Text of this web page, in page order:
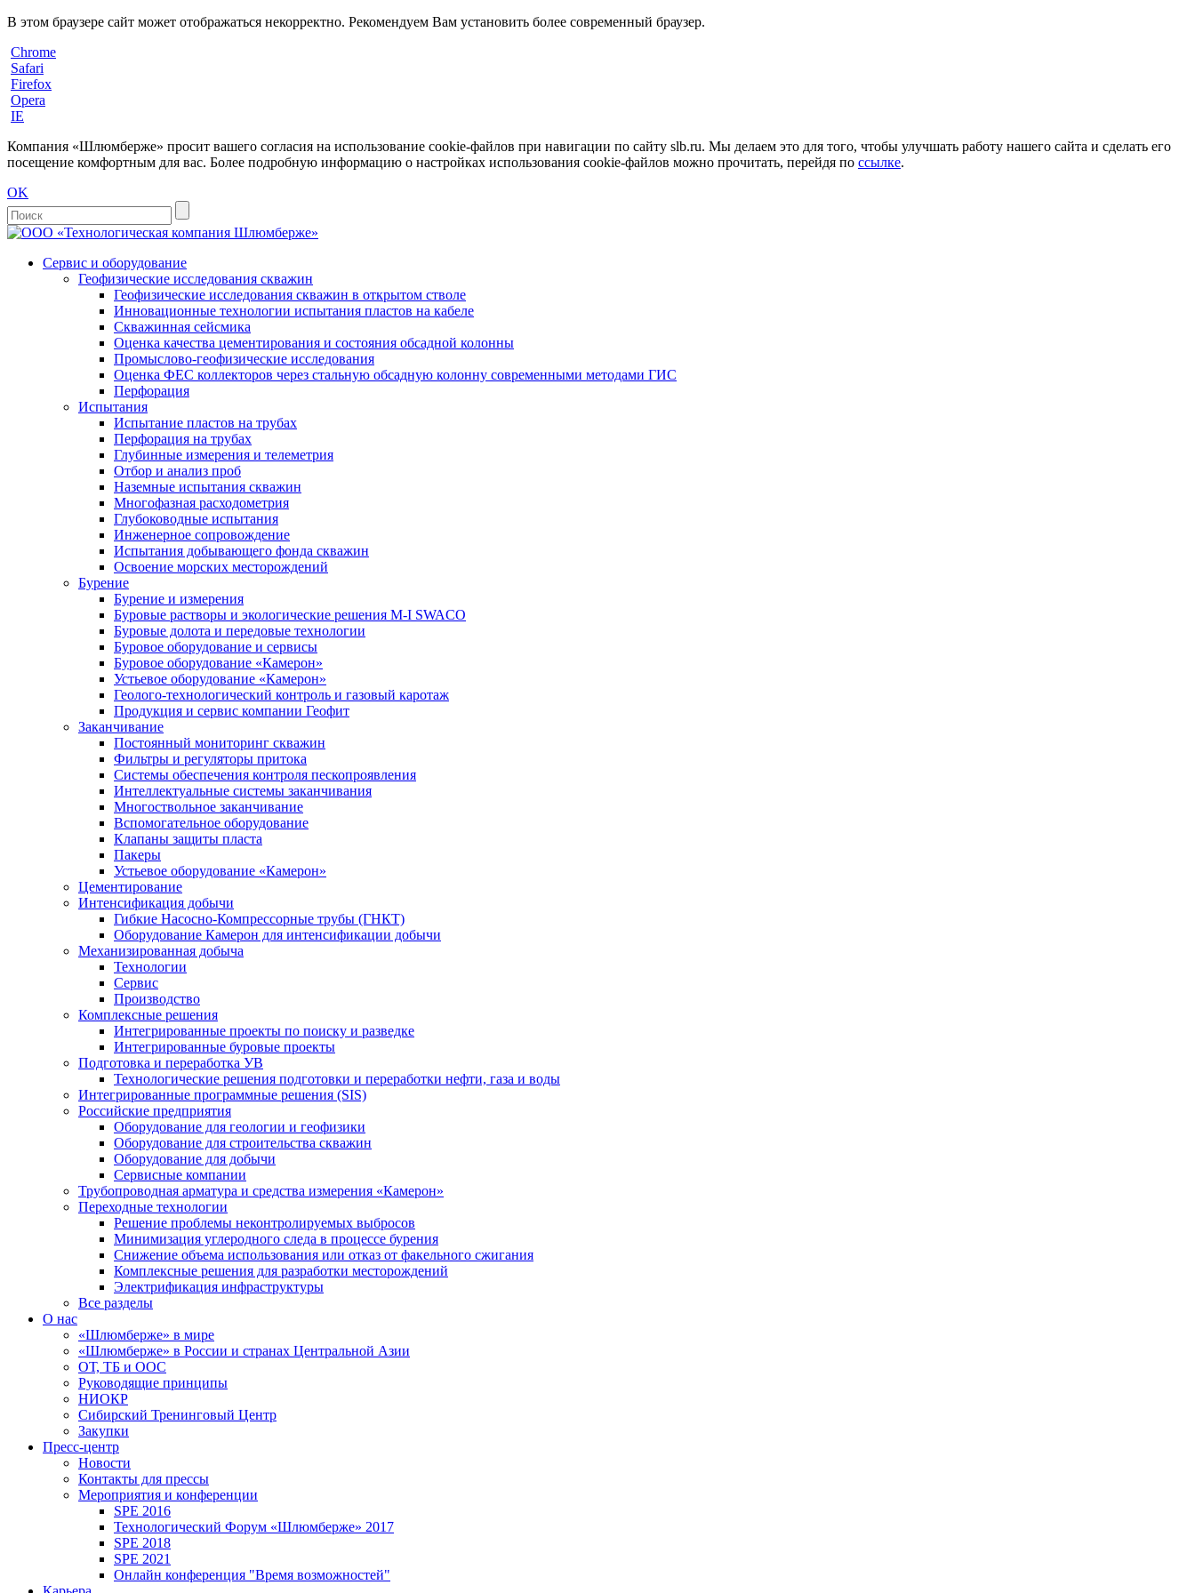
В этом браузере сайт может отображаться некорректно. Рекомендуем Вам установить более современный браузер.
Chrome
Safari
Firefox
Opera
IE
Компания «Шлюмберже» просит вашего согласия на использование cookie-файлов при навигации по сайту slb.ru. Мы делаем это для того, чтобы улучшать работу нашего сайта и сделать его
посещение комфортным для вас. Более подробную информацию о настройках использования cookie-файлов можно прочитать, перейдя по ссылке.
OK
Сервис и оборудование
Геофизические исследования скважин
Геофизические исследования скважин в открытом стволе
Инновационные технологии испытания пластов на кабеле
Скважинная сейсмика
Оценка качества цементирования и состояния обсадной колонны
Промыслово-геофизические исследования
Оценка ФЕС коллекторов через стальную обсадную колонну современными методами ГИС
Перфорация
Испытания
Испытание пластов на трубах
Перфорация на трубах
Глубинные измерения и телеметрия
Отбор и анализ проб
Наземные испытания скважин
Многофазная расходометрия
Глубоководные испытания
Инженерное сопровождение
Испытания добывающего фонда скважин
Освоение морских месторождений
Бурение
Бурение и измерения
Буровые растворы и экологические решения M-I SWACO
Буровые долота и передовые технологии
Буровое оборудование и сервисы
Буровое оборудование «Камерон»
Устьевое оборудование «Камерон»
Геолого-технологический контроль и газовый каротаж
Продукция и сервис компании Геофит
Заканчивание
Постоянный мониторинг скважин
Фильтры и регуляторы притока
Cистемы обеспечения контроля пескопроявления
Интеллектуальные системы заканчивания
Многоствольное заканчивание
Вспомогательное оборудование
Клапаны защиты пласта
Пакеры
Устьевое оборудование «Камерон»
Цементирование
Интенсификация добычи
Гибкие Насосно-Компрессорные трубы (ГНКТ)
Оборудование Камерон для интенсификации добычи
Механизированная добыча
Технологии
Сервис
Производство
Комплексные решения
Интегрированные проекты по поиску и разведке
Интегрированные буровые проекты
Подготовка и переработка УВ
Технологические решения подготовки и переработки нефти, газа и воды
Интегрированные программные решения (SIS)
Российские предприятия
Оборудование для геологии и геофизики
Оборудование для строительства скважин
Оборудование для добычи
Сервисные компании
Трубопроводная арматура и средства измерения «Камерон»
Переходные технологии
Решение проблемы неконтролируемых выбросов
Минимизация углеродного следа в процессе бурения
Снижение объема использования или отказ от факельного сжигания
Комплексные решения для разработки месторождений
Электрификация инфраструктуры
Все разделы
О нас
«Шлюмберже» в мире
«Шлюмберже» в России и странах Центральной Азии
ОТ, ТБ и ООС
Руководящие принципы
НИОКР
Сибирский Тренинговый Центр
Закупки
Пресс-центр
Новости
Контакты для прессы
Мероприятия и конференции
SPE 2016
Технологический Форум «Шлюмберже» 2017
SPE 2018
SPE 2021
Онлайн конференция "Время возможностей"